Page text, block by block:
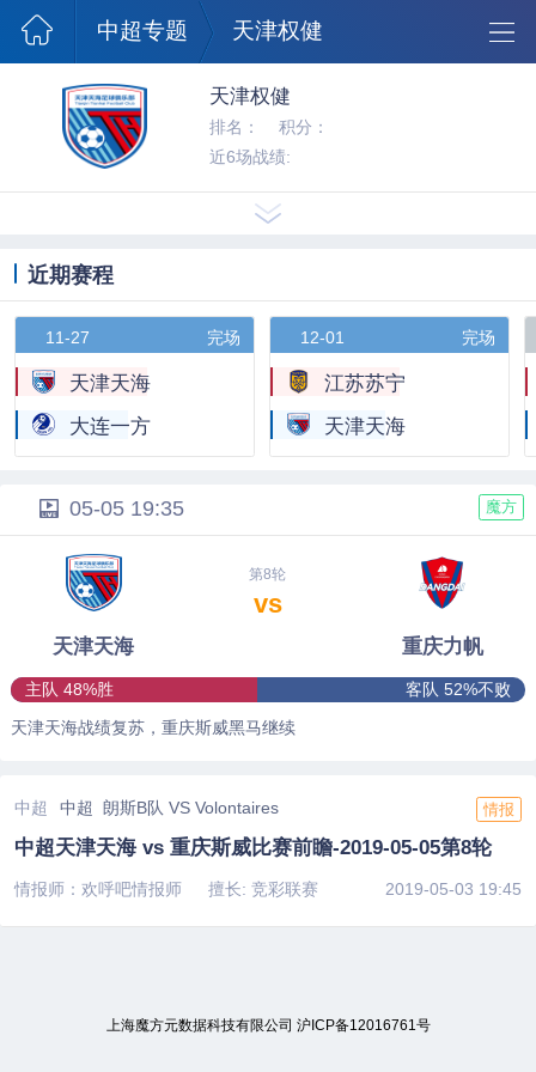
澳超球队
中超专题 天津权健
天津权健
排名：
积分：
近6场战绩:
近期赛程
11-27 完场
天津天海
大连一方
12-01 完场
江苏苏宁
天津天海
05-05 19:35 魔方
天津天海
第8轮
vs
重庆力帆
主队 48%胜
客队 52%不败
天津天海战绩复苏，重庆斯威黑马继续
情报
中超 中超 朗斯B队 VS Volontaires
中超天津天海 vs 重庆斯威比赛前瞻-2019-05-05第8轮
情报师：欢呼吧情报师 擅长: 竞彩联赛 2019-05-03 19:45
上海魔方元数据科技有限公司 沪ICP备12016761号